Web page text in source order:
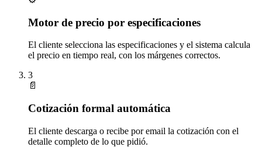
Motor de precio por especificaciones
El cliente selecciona las especificaciones y el sistema calcula
el precio en tiempo real, con los márgenes correctos.
3
📄
Cotización formal automática
El cliente descarga o recibe por email la cotización con el
detalle completo de lo que pidió.